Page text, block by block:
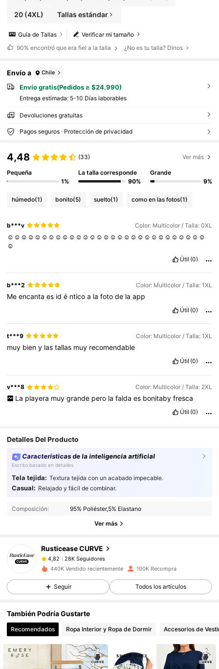
20(4XL) Tallas estándar
Verificar mi tamaño
Guía de Tallas
90% encontró que era fiel a la talla ¿No es tu talla? Dinos
Envío a Chile
Envío gratis(Pedidos ≥ $24.990)
Entrega estimada: 5-10 Días laborables
Devoluciones gratuitas
Pagos seguros · Protección de privacidad
4,48 (33) Ver más
Pequeña
1%
La talla corresponde
90%
Grande
9%
húmedo(1) bonito(5) suelto(1) como en las fotos(1)
b***v Color: Multicolor / Talla: 0XL
☺️☺️☺️☺️☺️☺️☺️☺️☺️☺️☺️☺️☺️☺️☺️☺️☺️☺️☺️☺️☺️☺️☺️☺️☺️☺️☺️☺️☺️
☺️
Útil (0)
b***2 Color: Multicolor / Talla: 1XL
Meencantaes idé nticoa lafotode laapp
Útil (0)
t***9 Color: Multicolor / Talla: 1XL
muy bieny lastallas muy recomendable
Útil (0)
v***8 Color: Multicolor / Talla: 2XL
La playera muy grande pero la falda es bonitaby fresca
Útil (0)
Detalles Del Producto
Características de la inteligencia artificial
Escrito basado en detalles
Tela tejida: Textura tejida con un acabado impecable.
Casual: Relajado y fácil de combinar.
Composición: 95% Poliéster,5% Elastano
Ver más
Rusticease CURVE
4,82 28K Seguidores
28K Seguidores
4,82 28K Seguidores
4,82 28K Seguidores
4,82
28K Seguidores
440K Vendido recientemente 100K Recompra
Seguir Todos los artículos
También Podría Gustarte
Recomendados Ropa Interior y Ropa de Dormir Accesorios de